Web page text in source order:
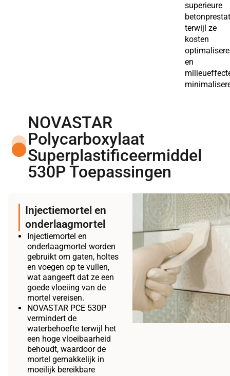
superieure
terwijl ze
kosten
en
NOVASTAR
Polycarboxylaat
Superplastificeermiddel
530P Toepassingen
Injectiemortel en
onderlaagmortel
Injectiemortel en
onderlaagmortel worden
gebruikt om gaten, holtes
en voegen op te vullen,
wat aangeeft dat ze een
goede vloeiing van de
mortel vereisen.
NOVASTAR PCE 530P
vermindert de
waterbehoefte terwijl het
een hoge vloeibaarheid
behoudt, waardoor de
mortel gemakkelijk in
moeilijk bereikbare